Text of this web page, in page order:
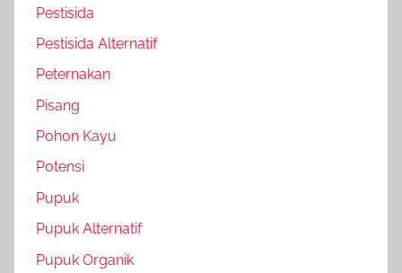
Pestisida
Pestisida Alternatif
Peternakan
Pisang
Pohon Kayu
Potensi
Pupuk
Pupuk Alternatif
Pupuk Organik